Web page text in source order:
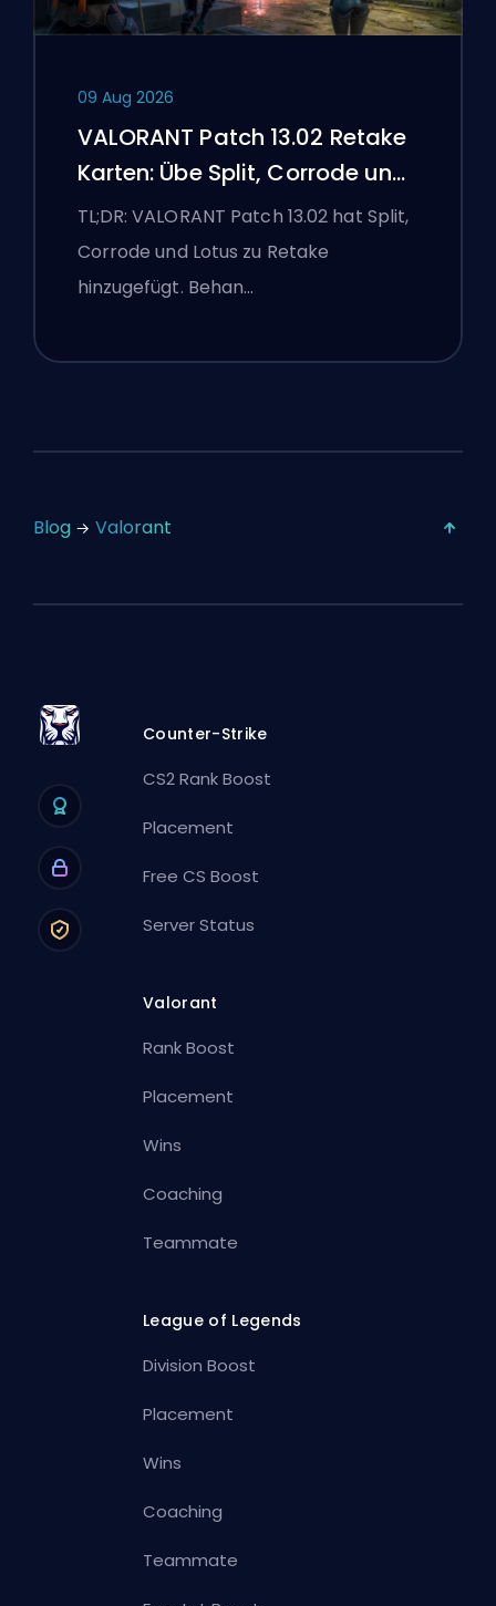
09 Aug 2026
VALORANT Patch 13.02 Retake
Karten: Übe Split, Corrode und
Lotus
TL;DR: VALORANT Patch 13.02 hat Split,
Corrode und Lotus zu Retake
hinzugefügt. Behan…
Blog Valorant
Counter-Strike
CS2 Rank Boost
Placement
Free CS Boost
Server Status
Valorant
Rank Boost
Placement
Wins
Coaching
Teammate
League of Legends
Division Boost
Placement
Wins
Coaching
Teammate